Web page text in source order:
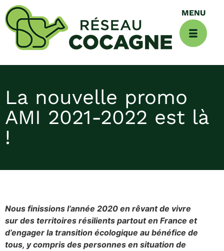
La nouvelle promo
AMI 2021-2022 est là
!
Nous finissions l’année 2020 en rêvant de vivre
sur des territoires résilients partout en France et
d’engager la transition écologique au bénéfice de
tous, y compris des personnes en situation de